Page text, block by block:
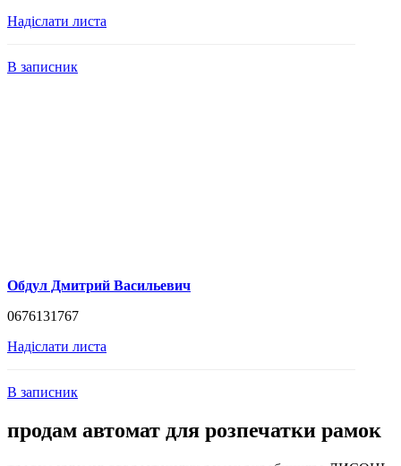
Надіслати листа
В записник
Обдул Дмитрий Васильевич
0676131767
Надіслати листа
В записник
продам автомат для розпечатки рамок